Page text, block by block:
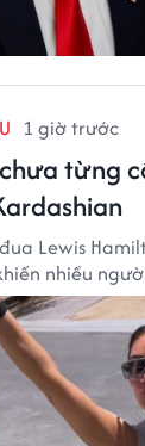
1 giờ trước
từng
Lewis
nhiều